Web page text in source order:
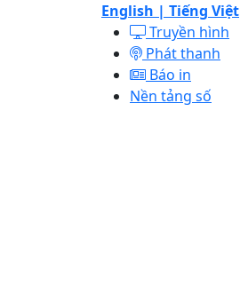
English | Tiếng Việt
Truyền hình
Phát thanh
Báo in
Nền tảng số